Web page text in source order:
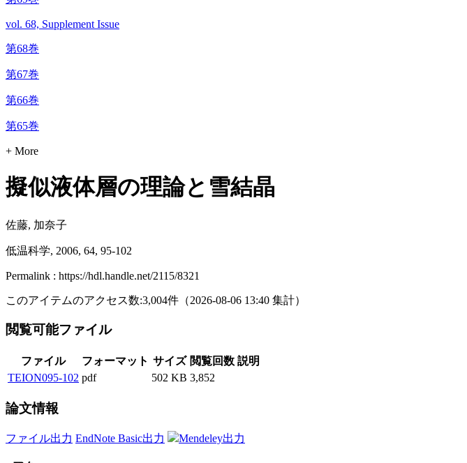
vol. 68, Supplement Issue
第68巻
第67巻
第66巻
第65巻
+ More
擬似液体層の理論と雪結晶
佐藤, 加奈子
低温科学, 2006, 64, 95-102
Permalink : https://hdl.handle.net/2115/8321
このアイテムのアクセス数:3,004件 （2026-08-06 13:40 集計）
閲覧可能ファイル
ファイル フォーマット サイズ 閲覧回数 説明
TEION095-102 pdf 502 KB 3,852
論文情報
ファイル出力 EndNote Basic出力 Mendeley出力